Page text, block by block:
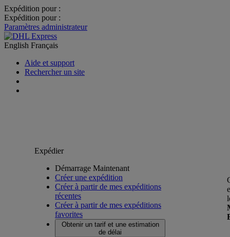
Expédition pour :
Expédition pour :
Paramètres administrateur
English Français
Aide et support
Rechercher un site
Expédier
Démarrage Maintenant
Créer une expédition
Créer à partir de mes expéditions
récentes
Créer à partir de mes expéditions
favorites
Obtenir un tarif et une estimation
de délai